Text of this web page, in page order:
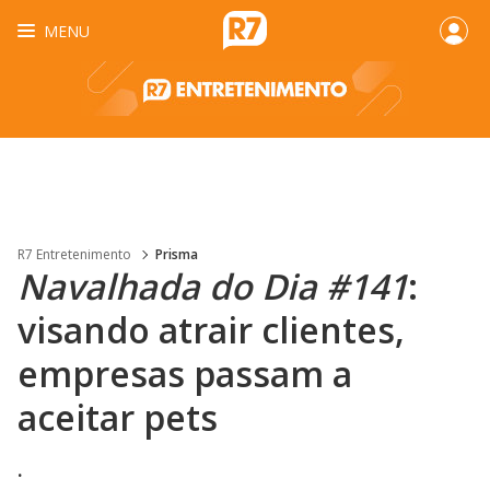
MENU
R7 Entretenimento Prisma
Navalhada do Dia #141:
visando atrair clientes,
empresas passam a
aceitar pets
.